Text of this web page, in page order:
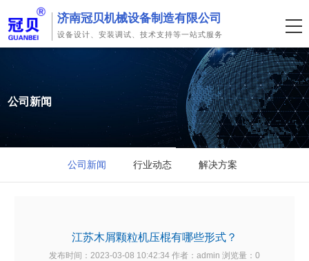
济南冠贝机械设备制造有限公司
设备设计、安装调试、技术支持等一站式服务
公司新闻
公司新闻 行业动态 解决方案
江苏木屑颗粒机压棍有哪些形式？
发布时间：2023-03-08 10:42:34 作者：admin 浏览量： 0